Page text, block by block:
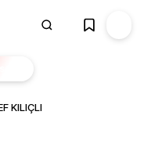
KILIÇLI